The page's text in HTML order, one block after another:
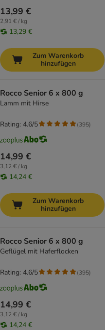
13,99 €
2,91 € / kg
13,29 €
Zum Warenkorb
hinzufügen
Rocco Senior 6 x 800 g
Lamm mit Hirse
14,99 €
3,12 € / kg
14,24 €
Rating: 4.6/5 (395)
Zum Warenkorb
hinzufügen
Rocco Senior 6 x 800 g
Geflügel mit Haferflocken
14,99 €
3,12 € / kg
14,24 €
Rating: 4.6/5 (395)